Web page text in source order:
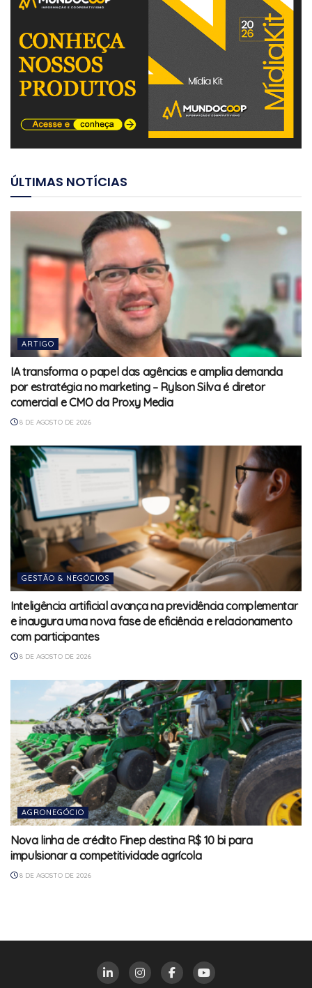
ÚLTIMAS NOTÍCIAS
ARTIGO
IA transforma o papel das agências e amplia demanda
por estratégia no marketing – Rylson Silva é diretor
comercial e CMO da Proxy Media
8 DE AGOSTO DE 2026
GESTÃO & NEGÓCIOS
Inteligência artificial avança na previdência complementar
e inaugura uma nova fase de eficiência e relacionamento
com participantes
8 DE AGOSTO DE 2026
AGRONEGÓCIO
Nova linha de crédito Finep destina R$ 10 bi para
impulsionar a competitividade agrícola
8 DE AGOSTO DE 2026